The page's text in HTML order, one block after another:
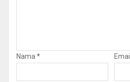
Nama * Email